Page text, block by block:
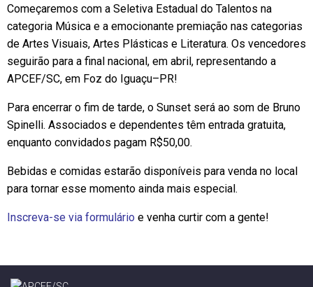
Começaremos com a Seletiva Estadual do Talentos na
categoria Música e a emocionante premiação nas categorias
de Artes Visuais, Artes Plásticas e Literatura. Os vencedores
seguirão para a final nacional, em abril, representando a
APCEF/SC, em Foz do Iguaçu–PR!
Para encerrar o fim de tarde, o Sunset será ao som de Bruno
Spinelli. Associados e dependentes têm entrada gratuita,
enquanto convidados pagam R$50,00.
Bebidas e comidas estarão disponíveis para venda no local
para tornar esse momento ainda mais especial.
Inscreva-se via formulário e venha curtir com a gente!